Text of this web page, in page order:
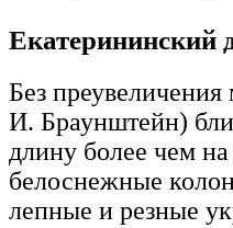
Екатерининский
Без преувеличения
И. Браунштейн)
длину более чем
белоснежные
лепные и резные